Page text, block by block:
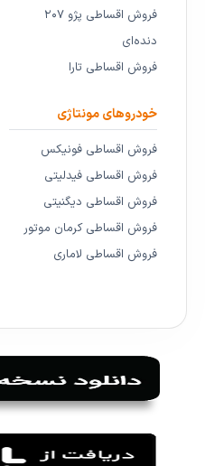
فروش اقساطی پژو ۲۰۷
دنده‌ای
فروش اقساطی تارا
خودروهای مونتاژی
فروش اقساطی فونیکس
فروش اقساطی فیدلیتی
فروش اقساطی دیگنیتی
فروش اقساطی کرمان موتور
فروش اقساطی لاماری